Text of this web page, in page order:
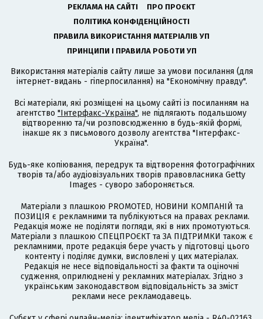
РЕКЛАМА НА САЙТІ
ПРО ПРОЄКТ
ПОЛІТИКА КОНФІДЕНЦІЙНОСТІ
ПРАВИЛА ВИКОРИСТАННЯ МАТЕРІАЛІВ УП
ПРИНЦИПИ І ПРАВИЛА РОБОТИ УП
Використання матеріалів сайту лише за умови посилання (для
інтернет-видань - гіперпосилання) на "Економічну правду".
Всі матеріали, які розміщені на цьому сайті із посиланням на
агентство "Інтерфакс-Україна", не підлягають подальшому
відтворенню та/чи розповсюдженню в будь-якій формі,
інакше як з письмового дозволу агентства "Інтерфакс-
Україна".
Будь-яке копіювання, передрук та відтворення фотографічних
творів та/або аудіовізуальних творів правовласника Getty
Images - суворо забороняється.
Матеріали з плашкою PROMOTED, НОВИНИ КОМПАНІЙ та
ПОЗИЦІЯ є рекламними та публікуються на правах реклами.
Редакція може не поділяти погляди, які в них промотуються.
Матеріали з плашкою СПЕЦПРОЄКТ та ЗА ПІДТРИМКИ також є
рекламними, проте редакція бере участь у підготовці цього
контенту і поділяє думки, висловлені у цих матеріалах.
Редакція не несе відповідальності за факти та оціночні
судження, оприлюднені у рекламних матеріалах. Згідно з
українським законодавством відповідальність за зміст
реклами несе рекламодавець.